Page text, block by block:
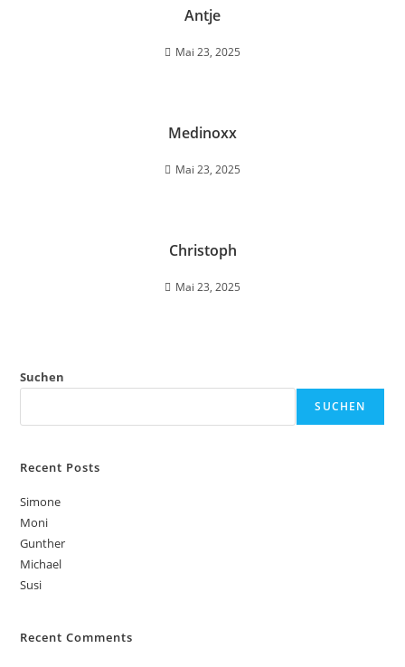
Antje
Mai 23, 2025
Medinoxx
Mai 23, 2025
Christoph
Mai 23, 2025
Suchen
SUCHEN
Recent Posts
Simone
Moni
Gunther
Michael
Susi
Recent Comments